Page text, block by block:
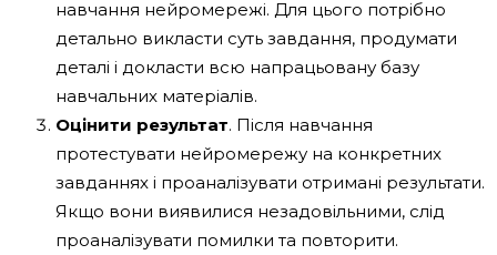
навчання нейромережі. Для цього потрібно
детально викласти суть завдання, продумати
деталі і докласти всю напрацьовану базу
навчальних матеріалів.
Оцінити результат. Після навчання
протестувати нейромережу на конкретних
завданнях і проаналізувати отримані результати.
Якщо вони виявилися незадовільними, слід
проаналізувати помилки та повторити.